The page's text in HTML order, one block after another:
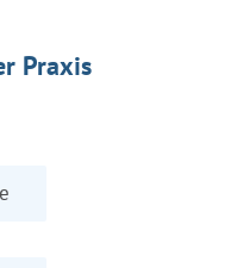
Praxis